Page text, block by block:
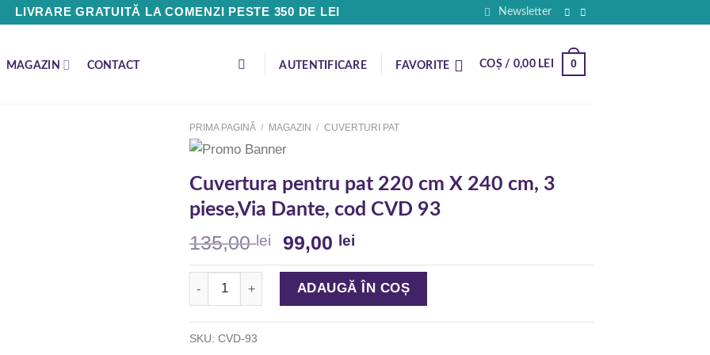
LIVRARE GRATUITĂ LA COMENZI PESTE 350 DE LEI Newsletter
MAGAZIN CONTACT AUTENTIFICARE FAVORITE COȘ / 0,00 LEI 0
PRIMA PAGINĂ / MAGAZIN / CUVERTURI PAT
Cuvertura pentru pat 220 cm X 240 cm, 3
piese,Via Dante, cod CVD 93
135,00lei 99,00 lei
Cantitate Cuvertura pentru pat 220 cm X 240 cm, 3 piese,Via Dante, cod CVD 93
ADAUGĂ ÎN COȘ
SKU: CVD-93